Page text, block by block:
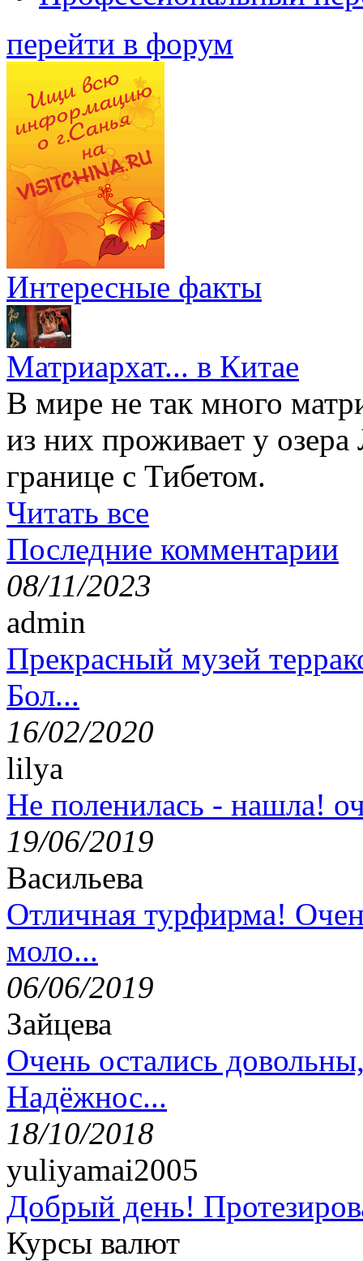
перейти в форум
Интересные факты
Матриархат... в Китае
В мире не так много
из них проживает у
границе с Тибетом.
Читать все
Последние комментарии
08/11/2023
admin
Прекрасный музей
Бол...
16/02/2020
lilya
Не поленилась - нашла!
19/06/2019
Васильева
Отличная турфирма!
моло...
06/06/2019
Зайцева
Очень остались
Надёжнос...
18/10/2018
yuliyamai2005
Добрый день!
Курсы валют